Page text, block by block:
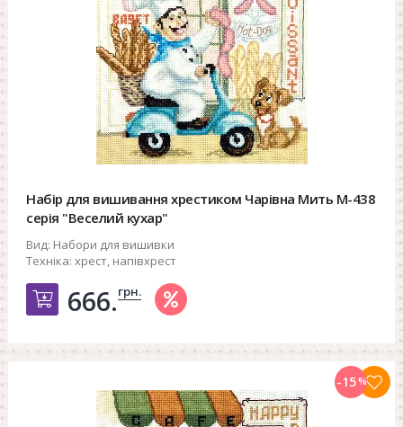
Набір для вишивання хрестиком Чарівна Мить М-438
серія "Веселий кухар"
Вид: Набори для вишивки
Техніка: хрест, напівхрест
Добавить в корзину
666.грн.
-15%